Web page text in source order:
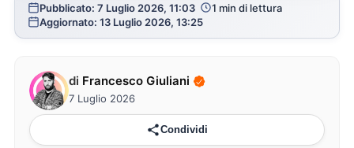
Pubblicato: 7 Luglio 2026, 11:03
1 min di lettura
Aggiornato: 13 Luglio 2026, 13:25
di Francesco Giuliani
7 Luglio 2026
Condividi